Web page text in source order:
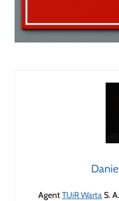
AgentTUiR WartaS.